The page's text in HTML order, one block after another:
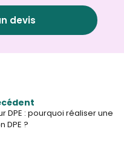
devis
DPE : pourquoi réaliser une
DPE ?